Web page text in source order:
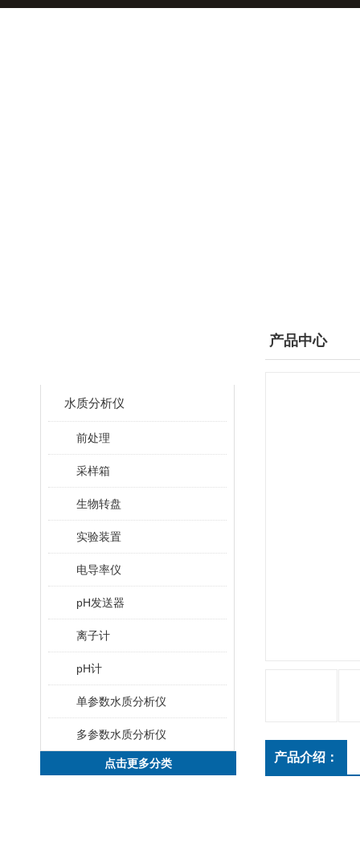
水质分析仪
前处理
采样箱
生物转盘
实验装置
电导率仪
pH发送器
离子计
pH计
单参数水质分析仪
多参数水质分析仪
点击更多分类
产品中心
产品介绍：